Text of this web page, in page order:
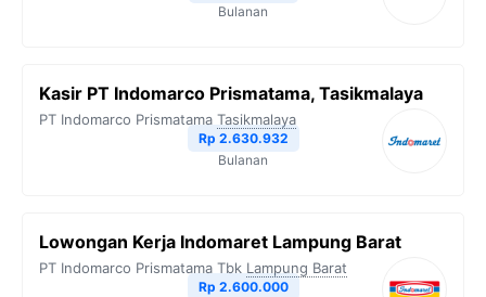
Bulanan
Kasir PT Indomarco Prismatama, Tasikmalaya
PT Indomarco Prismatama Tasikmalaya
Rp 2.630.932
Bulanan
Lowongan Kerja Indomaret Lampung Barat
PT Indomarco Prismatama Tbk Lampung Barat
Rp 2.600.000